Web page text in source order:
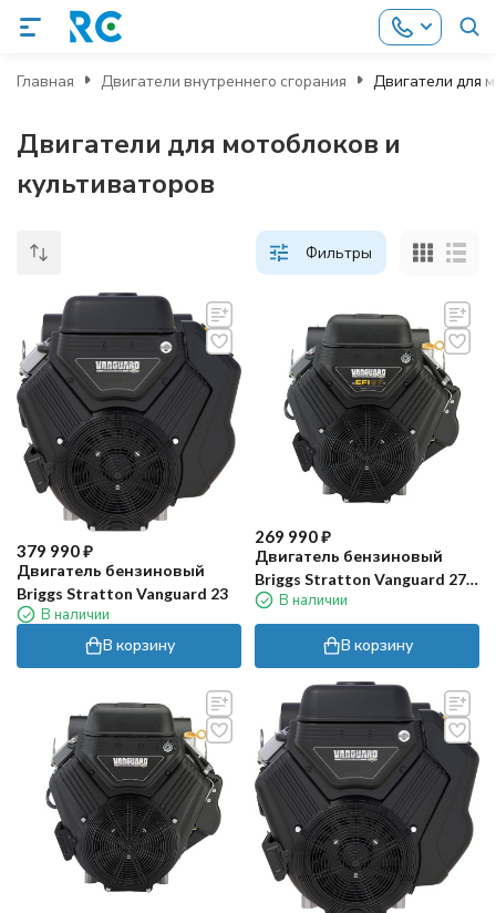
Главная Двигатели внутреннего сгорания Двигатели для
Двигатели для мотоблоков и
культиваторов
Фильтры
379 990₽
Двигатель бензиновый
Briggs Stratton Vanguard 23
В наличии
В корзину
269 990₽
Двигатель бензиновый
Briggs Stratton Vanguard 27
HP (27 л.с)
В наличии
В корзину